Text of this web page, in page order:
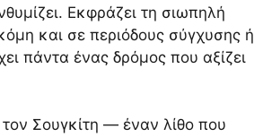
Εκφράζει τη σιωπηλή
και σε περιόδους σύγχυσης ή
πάντα ένας δρόμος που αξίζει
Σουγκίτη — έναν λίθο που